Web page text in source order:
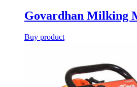
Govardhan Milking
Buy product